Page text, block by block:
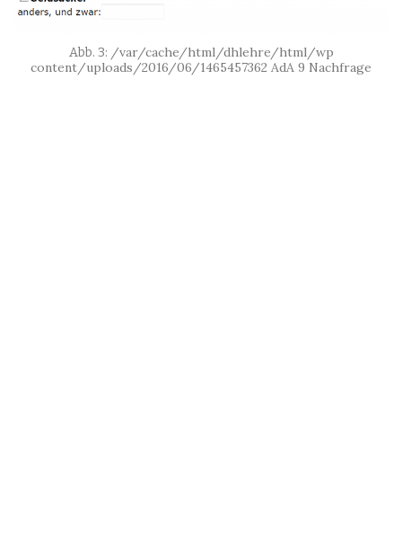
/var/cache/html/dhlehre/html/wp
content/uploads/2016/06/1465457362 AdA 9 Nachfrage